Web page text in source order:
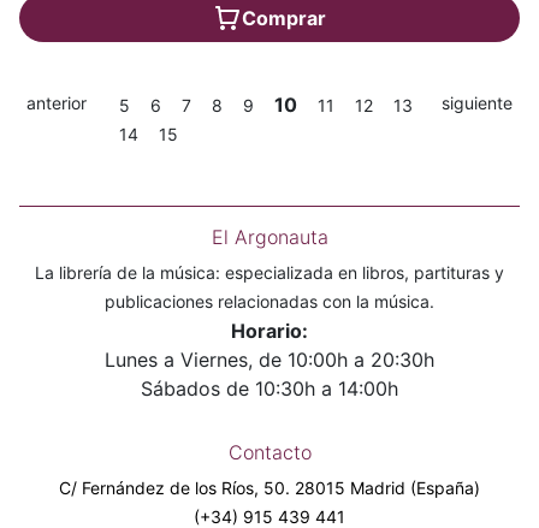
Comprar
anterior 5 6 7 8 9 10 11 12
13
14
15
siguiente
El Argonauta
La librería de la música: especializada en libros, partituras y
publicaciones relacionadas con la música.
Horario:
Lunes a Viernes, de 10:00h a 20:30h
Sábados de 10:30h a 14:00h
Contacto
C/ Fernández de los Ríos, 50. 28015 Madrid (España)
(+34) 915 439 441